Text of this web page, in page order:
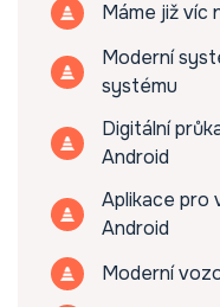
Máme již víc
Moderní
systému
Digitální
Android
Aplikace pro
Android
Moderní